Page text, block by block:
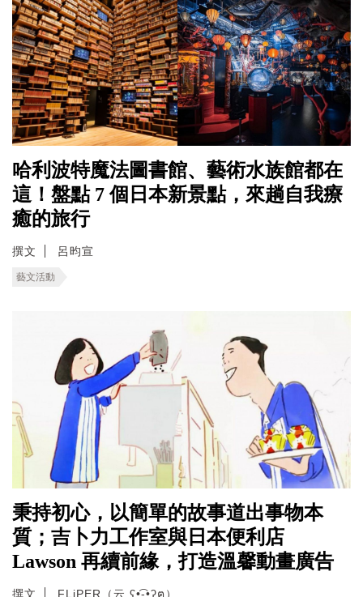
哈利波特魔法圖書館、藝術水族館都在
這！盤點 7 個日本新景點，來趟自我療
癒的旅行
撰文 呂昀宣
藝文活動
秉持初心，以簡單的故事道出事物本
質；吉卜力工作室與日本便利店
Lawson 再續前緣，打造溫馨動畫廣告
撰文 FLiPER（云 ʕ•͡-•ʔฅ）